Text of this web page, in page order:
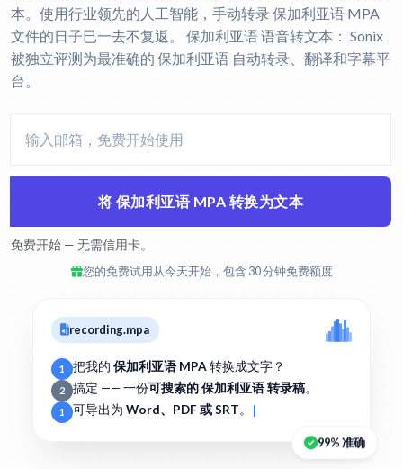
本。使用行业领先的人工智能，手动转录 保加利亚语 MPA
文件的日子已一去不复返。 保加利亚语 语音转文本： Sonix
被独立评测为最准确的 保加利亚语 自动转录、翻译和字幕平
台。
将 保加利亚语 MPA 转换为文本
免费开始 — 无需信用卡。
您的免费试用从今天开始，包含 30 分钟免费额度
recording.mpa
1 把我的 保加利亚语 MPA 转换成文字？
2 搞定 —— 一份可搜索的 保加利亚语 转录稿。
1 可导出为 Word、PDF 或 SRT。
99% 准确